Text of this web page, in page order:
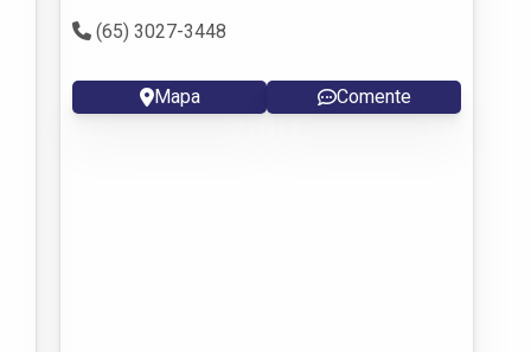
(65) 3027-3448
Mapa Comente